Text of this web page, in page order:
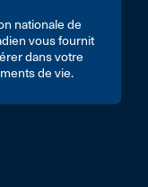
nationale de
vous fournit
dans votre
de vie.